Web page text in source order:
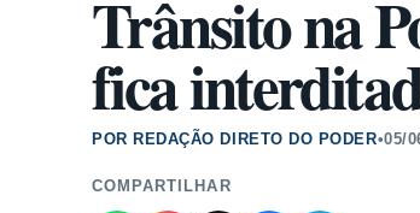
Trânsito na
fica
POR REDAÇÃO DIRETO DO PODER•05/
COMPARTILHAR